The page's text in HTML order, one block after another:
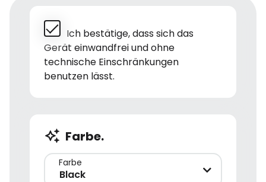
Ich bestätige, dass sich das
Gerät einwandfrei und ohne
technische Einschränkungen
benutzen lässt.
Farbe.
Farbe
Black